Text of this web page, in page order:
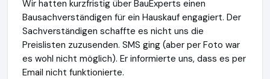
Wir hatten kurzfristig über BauExperts einen
Bausachverständigen für ein Hauskauf engagiert. Der
Sachverständigen schaffte es nicht uns die
Preislisten zuzusenden. SMS ging (aber per Foto war
es wohl nicht möglich). Er informierte uns, dass es per
Email nicht funktionierte.